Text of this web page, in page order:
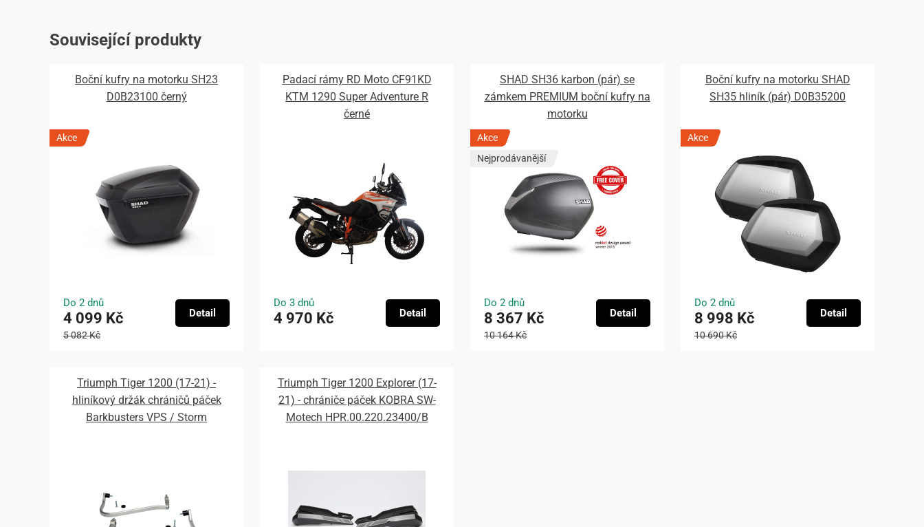
Související produkty
Boční kufry na motorku SH23
D0B23100 černý
Akce
Do 2 dnů
4 099 Kč
5 082 Kč
Detail
Padací rámy RD Moto CF91KD
KTM 1290 Super Adventure R
černé
Do 3 dnů
4 970 Kč Detail
SHAD SH36 karbon (pár) se
zámkem PREMIUM boční kufry na
motorku
Akce
Nejprodávanější
Do 2 dnů
8 367 Kč
10 164 Kč
Detail
Boční kufry na motorku SHAD
SH35 hliník (pár) D0B35200
Akce
Do 2 dnů
8 998 Kč
10 690 Kč
Detail
Triumph Tiger 1200 (17-21) -
hliníkový držák chráničů páček
Barkbusters VPS / Storm
Triumph Tiger 1200 Explorer (17-
21) - chrániče páček KOBRA SW-
Motech HPR.00.220.23400/B